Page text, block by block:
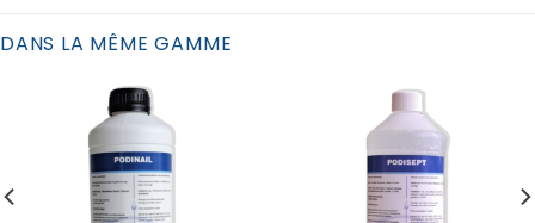
DANS LA MÊME GAMME